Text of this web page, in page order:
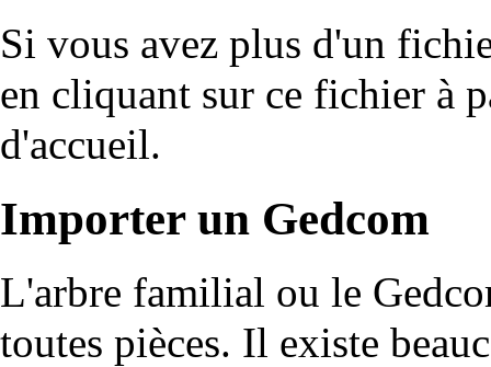
Si vous avez plus d'un
en cliquant sur ce fichier à
d'accueil.
Importer un Gedcom
L'arbre familial ou le
toutes pièces. Il existe